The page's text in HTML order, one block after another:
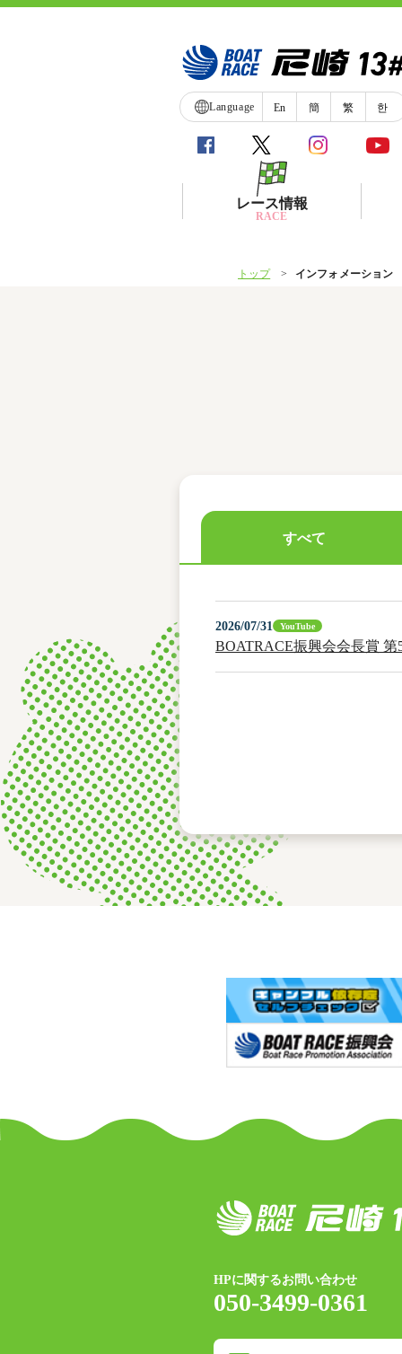
Language En 簡 繁 한
レース情報
RACE
ボートデータ
トップ インフォメーション
すべて
2026/07/31 YouTube
BOATRACE振興会会長賞 第
HPに関するお問い合わせ
050-3499-0361